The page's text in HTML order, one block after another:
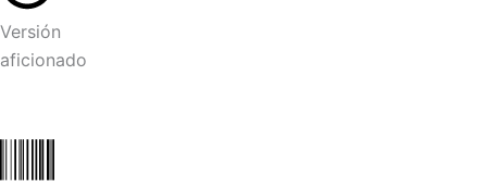
Versión
aficionado